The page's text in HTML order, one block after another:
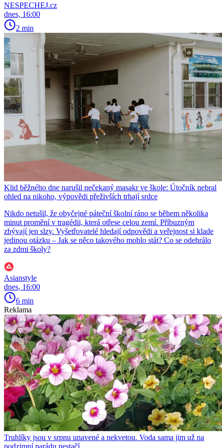
NESPECHEJ.cz
dnes, 16:00
2 min
Klid běžného dne narušil nečekaný masakr ve škole: Útočník nebral
ohled na nikoho, výpovědi přeživších trhají srdce
Nikdo netušil, že obyčejné páteční školní ráno se během několika
minut promění v tragédii, která otřese celou zemí. Příbuzným
zbývají jen slzy. Vyšetřovatelé hledají odpovědi a veřejnost si klade
jedinou otázku – Jak se něco takového mohlo stát? Co se odehrálo
za zdmi školy?
Asianstyle
dnes, 16:00
6 min
Reklama
Truhlíky jsou v srpnu unavené a nekvetou. Voda sama jim už na
podzimní parádu nestačí